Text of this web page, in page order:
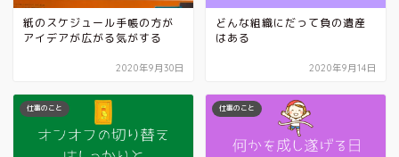
紙のスケジュール手帳の方が
アイデアが広がる気がする
2020年9月30日
どんな組織にだって負の遺産
はある
2020年9月14日
仕事のこと 仕事のこと